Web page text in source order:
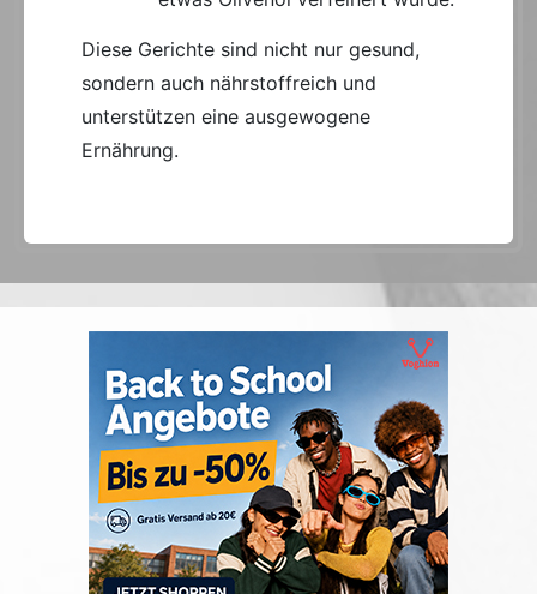
Diese Gerichte sind nicht nur gesund,
sondern auch nährstoffreich und
unterstützen eine ausgewogene
Ernährung.